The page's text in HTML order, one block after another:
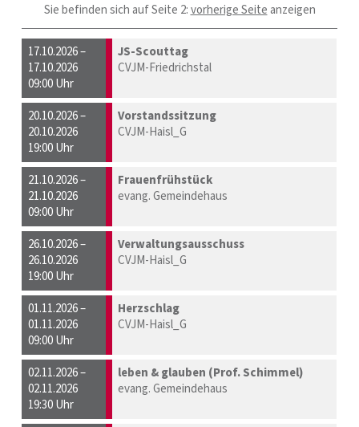
Sie befinden sich auf Seite 2:vorherige Seite anzeigen
17.10.2026 –
17.10.2026
09:00 Uhr
JS-Scouttag
CVJM-Friedrichstal
20.10.2026 –
20.10.2026
19:00 Uhr
Vorstandssitzung
CVJM-Haisl_G
21.10.2026 –
21.10.2026
09:00 Uhr
Frauenfrühstück
evang. Gemeindehaus
26.10.2026 –
26.10.2026
19:00 Uhr
Verwaltungsausschuss
CVJM-Haisl_G
01.11.2026 –
01.11.2026
09:00 Uhr
Herzschlag
CVJM-Haisl_G
02.11.2026 –
02.11.2026
19:30 Uhr
leben & glauben (Prof. Schimmel)
evang. Gemeindehaus